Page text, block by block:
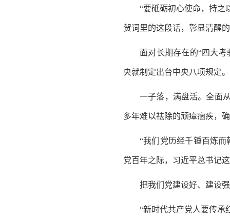
“要砥砺初心使命，持之
贺词里的这段话，彰显清醒
面对长期存在的“四大
央就制定出台中央八项规定。
一子落，满盘活。全面
多年难以祛除的顽瘴痼疾，
“我们党历经千锤百炼
党百年之际，习近平总书记
把我们党建设好、建设
“新时代共产党人要传承